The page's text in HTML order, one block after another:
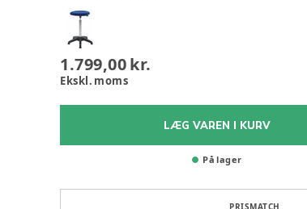
1.799,00 kr.
Ekskl. moms
LÆG VAREN I KURV
På lager
PRISMATCH